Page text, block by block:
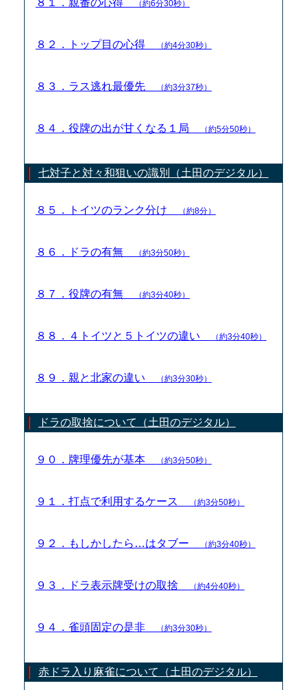
（約6分30秒）
８２．トップ目の心得 （約4分30秒）
８３．ラス逃れ最優先 （約3分37秒）
８４．役牌の出が甘くなる１局 （約5分50秒）
七対子と対々和狙いの識別（土田のデジタル）
８５．トイツのランク分け （約8分）
８６．ドラの有無 （約3分50秒）
８７．役牌の有無 （約3分40秒）
８８．４トイツと５トイツの違い （約3分40秒）
８９．親と北家の違い （約3分30秒）
ドラの取捨について（土田のデジタル）
９０．牌理優先が基本 （約3分50秒）
９１．打点で利用するケース （約3分50秒）
９２．もしかしたら…はタブー （約3分40秒）
９３．ドラ表示牌受けの取捨 （約4分40秒）
９４．雀頭固定の是非 （約3分30秒）
赤ドラ入り麻雀について（土田のデジタル）